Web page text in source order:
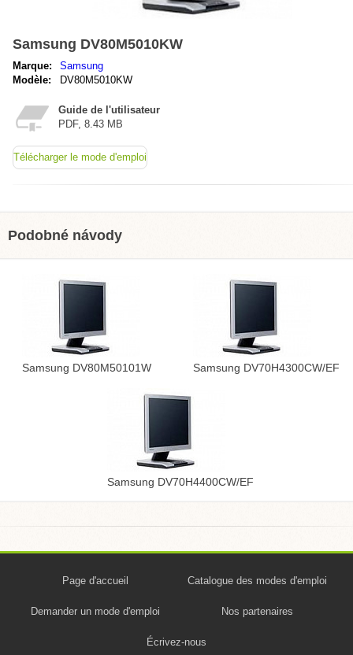
Samsung DV80M5010KW
Marque:
Samsung
Modèle:
DV80M5010KW
Guide de l'utilisateur
PDF, 8.43 MB
Télécharger le mode d'emploi
Podobné návody
Samsung DV80M50101W Samsung DV70H4300CW/EF
Samsung DV70H4400CW/EF
Page d'accueil Catalogue des modes d'emploi
Demander un mode d'emploi Nos partenaires
Écrivez-nous